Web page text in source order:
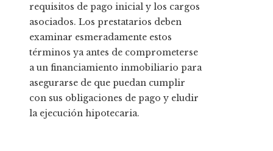
requisitos de pago inicial y los cargos
asociados. Los prestatarios deben
examinar esmeradamente estos
términos ya antes de comprometerse
a un financiamiento inmobiliario para
asegurarse de que puedan cumplir
con sus obligaciones de pago y eludir
la ejecución hipotecaria.